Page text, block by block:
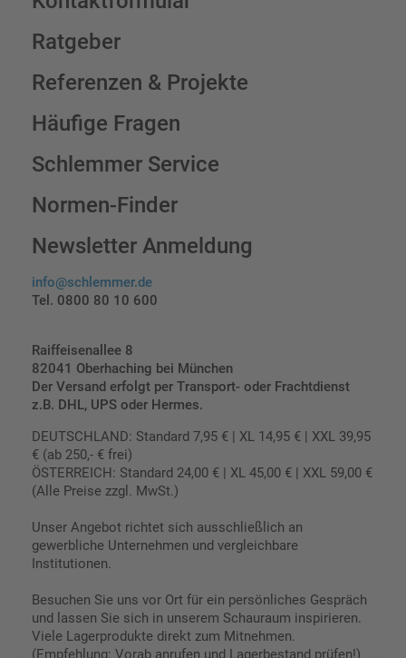
Ratgeber
Referenzen & Projekte
Häufige Fragen
Schlemmer Service
Normen-Finder
Newsletter Anmeldung
info@schlemmer.de
Tel. 0800 80 10 600
Raiffeisenallee 8
82041 Oberhaching bei München
Der Versand erfolgt per Transport- oder Frachtdienst
z.B. DHL, UPS oder Hermes.
DEUTSCHLAND: Standard 7,95 € | XL 14,95 € | XXL 39,95
€ (ab 250,- € frei)
ÖSTERREICH: Standard 24,00 € | XL 45,00 € | XXL 59,00 €
(Alle Preise zzgl. MwSt.)
Unser Angebot richtet sich ausschließlich an
gewerbliche Unternehmen und vergleichbare
Institutionen.
Besuchen Sie uns vor Ort für ein persönliches Gespräch
und lassen Sie sich in unserem Schauraum inspirieren.
Viele Lagerprodukte direkt zum Mitnehmen.
(Empfehlung: Vorab anrufen und Lagerbestand prüfen!)